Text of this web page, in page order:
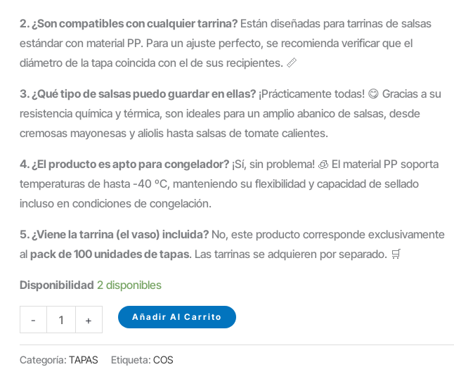
2. ¿Son compatibles con cualquier tarrina?Están diseñadas para tarrinas de salsas
estándar con material PP. Para un ajuste perfecto, se recomienda verificar que el
diámetro de la tapa coincida con el de sus recipientes. 📏
3. ¿Qué tipo de salsas puedo guardar en ellas?¡Prácticamente todas! 😋 Gracias a su
resistencia química y térmica, son ideales para un amplio abanico de salsas, desde
cremosas mayonesas y aliolis hasta salsas de tomate calientes.
4. ¿El producto es apto para congelador?¡Sí, sin problema! 🧊 El material PP soporta
temperaturas de hasta -40 ºC, manteniendo su flexibilidad y capacidad de sellado
incluso en condiciones de congelación.
5. ¿Viene la tarrina (el vaso) incluida?No, este producto corresponde exclusivamente
al pack de 100 unidades de tapas. Las tarrinas se adquieren por separado. 🛒
Disponibilidad 2 disponibles
-
PARA
TARRINA
+ Añadir Al Carrito
Categoría: TAPAS Etiqueta: COS